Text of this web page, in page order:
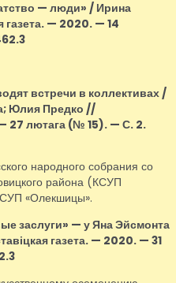
— люди» / Ирина
газета. — 2020. — 14
встречи в коллективах /
Юлия Предко //
— 27 лютага (№ 15). — С. 2.
народного собрания со
района (КСУП
«Олекшицы».
заслуги» — у Яна Эйсмонта
газета. — 2020. — 31